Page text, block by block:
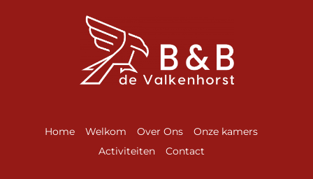
Home Welkom Over Ons
Onze kamers
Activiteiten
Contact